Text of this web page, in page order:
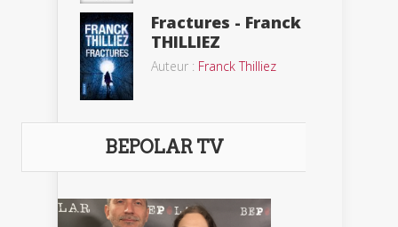
Fractures - Franck
THILLIEZ
Auteur : Franck Thilliez
BEPOLAR TV